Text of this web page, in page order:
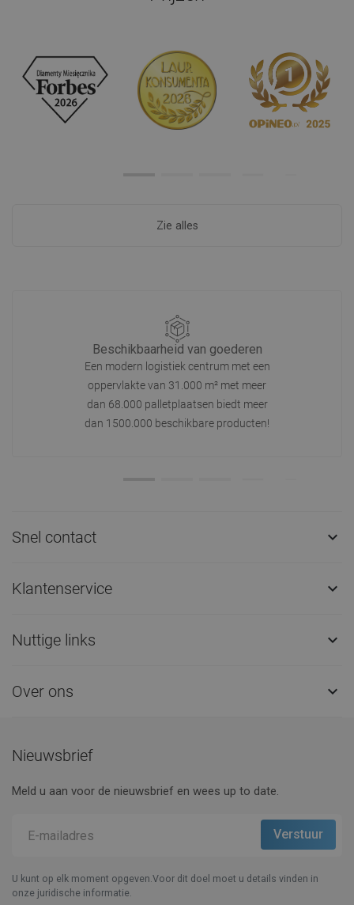
Zie alles
Beschikbaarheid van goederen
Een modern logistiek centrum met een
oppervlakte van 31.000 m² met meer
dan 68.000 palletplaatsen biedt meer
dan 1500.000 beschikbare producten!
Snel contact 
Klantenservice 
Nuttige links 
Over ons 
Nieuwsbrief
Meld u aan voor de nieuwsbrief en wees up to date.
U kunt op elk moment opgeven.Voor dit doel moet u details vinden in
onze juridische informatie.